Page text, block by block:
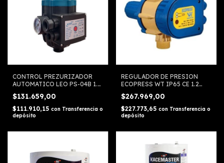
CONTROL PREZURIZADOR
AUTOMATICO LEO PS-04B 1.5
$131.659,00
$111.910,15 con Transferencia o
depósito
REGULADOR DE PRESION
ECOPRESS WT IP65 CE 1.2
$267.969,00
$227.773,65 con Transferencia o
depósito